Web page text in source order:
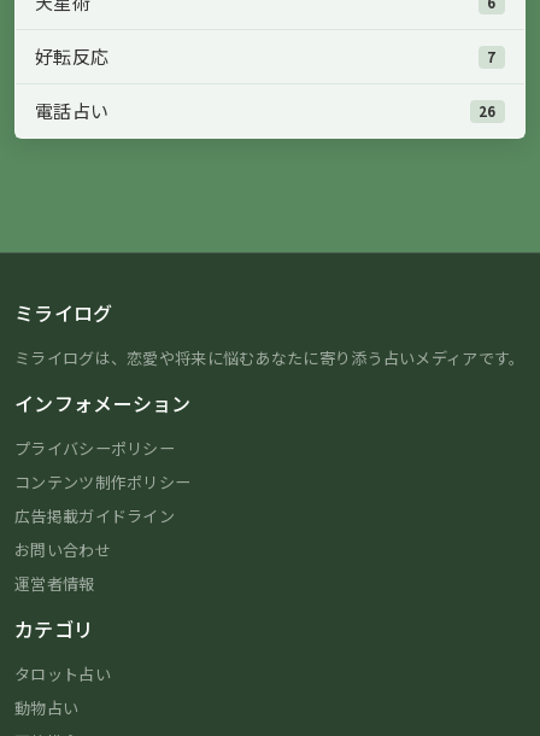
好転反応 7
電話占い 26
ミライログ
ミライログは、恋愛や将来に悩むあなたに寄り添う占いメディアです。
インフォメーション
プライバシーポリシー
コンテンツ制作ポリシー
広告掲載ガイドライン
お問い合わせ
運営者情報
カテゴリ
タロット占い
動物占い